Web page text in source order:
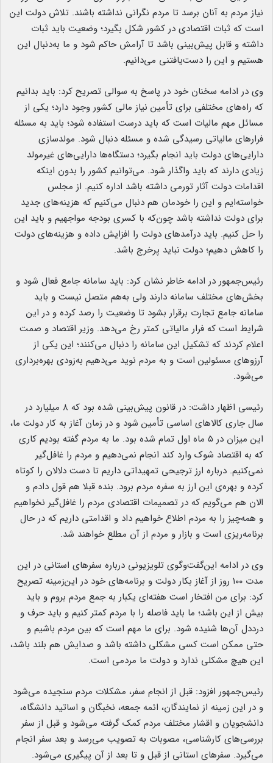
نیاز مردم به آنان برسد تا مردم نگرانی نداشته باشند. تلاش دولت این
است که ثبات اقتصادی در کشور شکل بگیرد؛ وضعیت باید ثبات
داشته و قابل پیش‌بینی باشد تا آرامش حاکم شود و ما به‌دنبال این
هستیم و این را دست‌یافتنی می‌دانیم.
وی در ادامه سخنان خود در پاسخ به سوالی تصریح کرد: باید بدانیم
که راه‌های مختلفی برای تأمین نیاز مالی کشور وجود دارد؛ یکی از
مسائل مهم مالیات است که باید درست استفاده شود؛ باید به مسئله
فرارهای مالیاتی رسیدگی شده و مسئله دنبال شود. مولدسازی
دارایی‌های دولت باید انجام بگیرد؛ دستگاه‌ها دارایی‌های غیرمولد
زیادی دارند که باید واگذار شود. می‌توانیم کشور را بدون اینکه
اقدامات دولت آثار تورمی داشته باشد اداره کنیم. از مجلس
خواسته‌ایم و این را خودمان هم دنبال می‌کنیم که هزینه‌های جدید
برای دولت نداشته باشد چون‌که با کسری بودجه مواجهیم و باید این
را حل کنیم. باید درآمدهای دولت را افزایش داده و هزینه‌های دولت
را کاهش دهیم؛ دولت نباید پرخرج باشد.
رئیس‌جمهور در ادامه خاطر نشان کرد:‌ باید سامانه جامع فعال شود و
بخش‌های مختلف سامانه دارند ولی به‌هم متصل نیست و باید
سامانه جامع تجارت برقرار بشود تا وضعیت را رصد کرده و در این
شرایط است که فرار مالیاتی کمتر رخ می‌دهد. وزیر اقتصاد و صمت
اعلام کردند که تشکیل این سامانه را دنبال می‌کنند؛ این یکی از
آرزوهای مسئولین است و به مردم نوید می‌دهیم به‌زودی بهره‌برداری
می‌شود.
رئیسی اظهار داشت: در قانون پیش‌بینی شده بود که ۸ میلیارد در
سال جاری کالاهای اساسی تأمین شود و در زمان آغاز به کار دولت ما،
این میزان در ۵ ماه اول تمام شده بود. ما به مردم گفته بودیم کاری
که به اقتصاد شوک وارد کند انجام نمی‌دهیم و مردم را غافل‌گیر
نمی‌کنیم. درباره ارز ترجیحی تمهیداتی داریم تا دست دلالان را کوتاه
کرده و بهره‌ی این ارز به سفره مردم برود. بنده قبلا هم قول دادم و
الان هم می‌گویم که در تصمیمات اقتصادی مردم را غافل‌گیر نخواهیم
و همه‌چیز را به مردم اطلاع خواهیم داد و اقدامتی داریم که در حال
برنامه‌ریزی است و بازار و مردم از آن مطلع خواهند شد.
وی در ادامه این‌گفت‌وگوی تلویزیونی درباره سفرهای استانی در این
مدت ۱۰۰ روز از آغاز بکار دولت و برنامه‌های خود در این‌زمینه تصریح
کرد: برای من افتخار است هفته‌ای یکبار به جمع مردم بروم و باید
بیش از این باشد؛ ما باید فاصله را با مردم کمتر کنیم و باید حرف و
درددل آن‌ها شنیده شود. برای ما مهم است که بین مردم باشیم و
حتی ممکن است کسی مشکلی داشته باشد و صدایش هم بلند باشد،
این هیچ مشکلی ندارد و دولت ما مردمی است.
رئیس‌جمهور افزود: قبل از انجام سفر، مشکلات مردم سنجیده می‌شود
و در این زمینه از نمایندگان، ائمه جمعه، نخبگان و اساتید دانشگاه،
دانشجویان و اقشار مختلف مردم کمک گرفته می‌شود و قبل از سفر
بررسی‌های کارشناسی، مصوبات به تصویب می‌رسد و بعد سفر انجام
می‌گیرد. سفرهای استانی از قبل و تا بعد از آن پیگیری می‌شود.